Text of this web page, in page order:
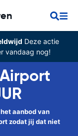
Deze actie
vandaag nog!
aanbod van
zodat jij dat niet